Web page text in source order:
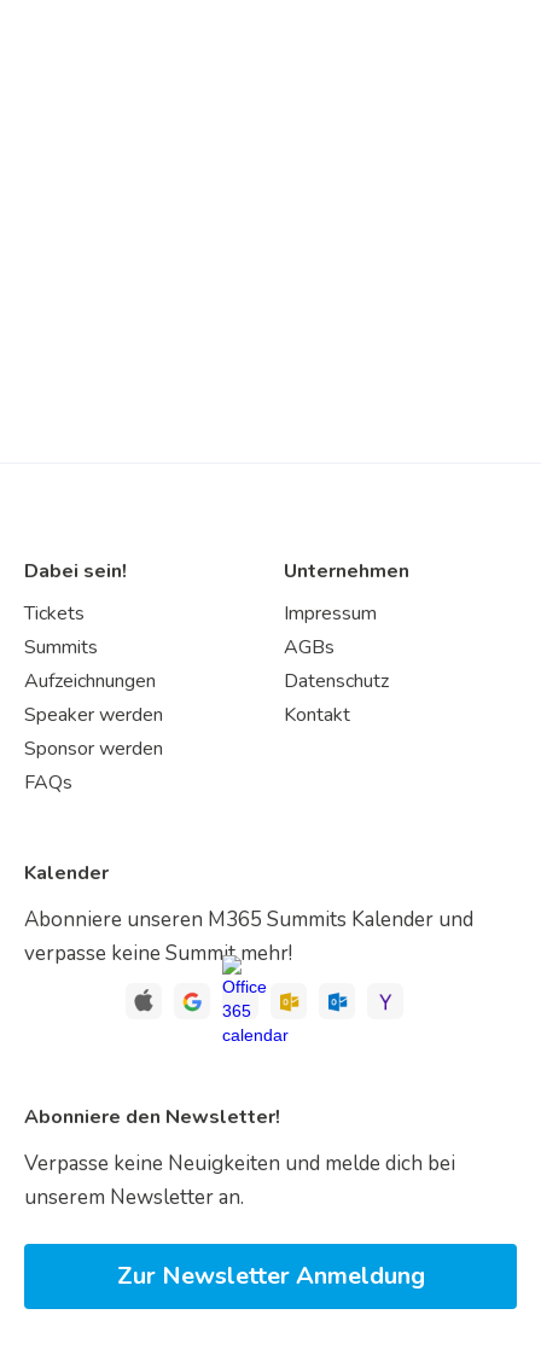
Dabei sein!
Tickets
Summits
Aufzeichnungen
Speaker werden
Sponsor werden
FAQs
Unternehmen
Impressum
AGBs
Datenschutz
Kontakt
Kalender
Abonniere unseren M365 Summits Kalender und
verpasse keine Summit mehr!
Abonniere den Newsletter!
Verpasse keine Neuigkeiten und melde dich bei
unserem Newsletter an.
Zur Newsletter Anmeldung